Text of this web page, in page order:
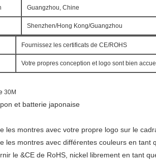
Guangzhou, Chine
Shenzhen/Hong Kong/Guangzhou
Fournissez les certificats de CE/ROHS
Votre propres conception et logo sont bien
30M
et batterie japonaise
les montres avec votre propre logo sur le
les montres avec différentes couleurs en tant
le &CE de RoHS, nickel librement en tant